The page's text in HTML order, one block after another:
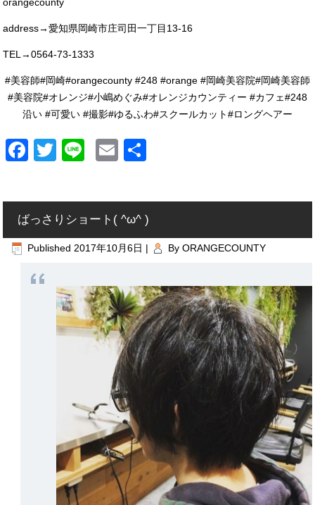
address→愛知県岡崎市庄司田一丁目13-16
TEL→0564-73-1333
#美容師#岡崎#orangecounty #248 #orange #岡崎美容院#岡崎美容師
#美容院#オレンジ#小嶋めぐみ#オレンジカウンティー #カフェ#248
沿い #可愛い #撮影#ゆるふわ#スクールカット#ロングヘアー
Facebook
Twitter
LineEmail
ばっさりショート( ^ω^ )
Published 2017年10月6日 | By ORANGECOUNTY